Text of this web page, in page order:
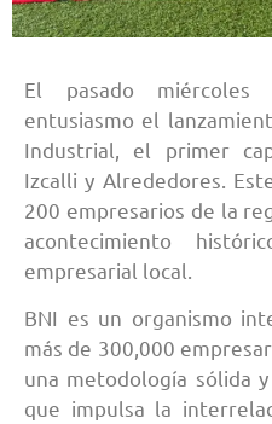
El pasado
entusiasmo el
Industrial, el primer
Izcalli y Alrededores.
200 empresarios de la
acontecimiento
empresarial local.
BNI es un organismo
más de 300,000
una metodología sólida
que impulsa la